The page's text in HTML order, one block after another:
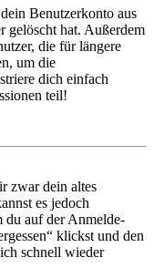
Benutzerkonto aus
gelöscht hat. Außerdem
die für längere
um die
dich einfach
teil!
zwar dein altes
es jedoch
du auf der Anmelde-
klickst und den
schnell wieder